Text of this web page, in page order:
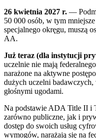
26 kwietnia 2027 r. —
50 000 osób, w tym
specjalnego okręgu, muszą
AA.
Już teraz (dla instytucji
uczelnie nie mają
narażone na aktywne
dużych uczelni
głośnymi ugodami.
Na podstawie ADA Title II i
zarówno publiczne, jak i
dostęp do swoich usług
wymogów, narażają się na